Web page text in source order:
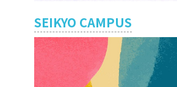
SEIKYO CAMPUS